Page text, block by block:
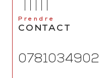
Prendre
CONTACT
0781034902